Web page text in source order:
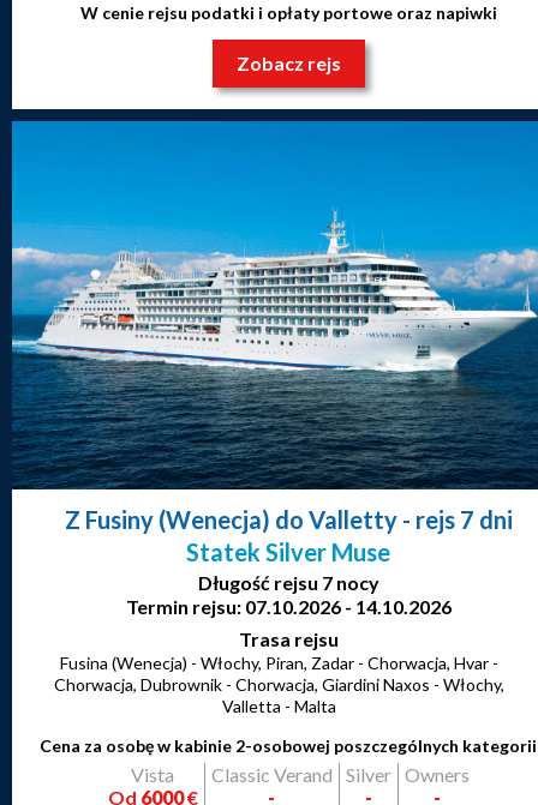
W cenie rejsu podatki i opłaty portowe oraz napiwki
Zobacz rejs
Z Fusiny (Wenecja) do Valletty- rejs 7 dni
Statek Silver Muse
Długość rejsu 7 nocy
Termin rejsu: 07.10.2026 - 14.10.2026
Trasa rejsu
Fusina (Wenecja) - Włochy, Piran, Zadar - Chorwacja, Hvar -
Chorwacja, Dubrownik - Chorwacja, Giardini Naxos - Włochy,
Valletta - Malta
Cena za osobę w kabinie 2-osobowej poszczególnych kategorii
Vista
Od 6000€
Classic Verand
-
Silver
-
Owners
-